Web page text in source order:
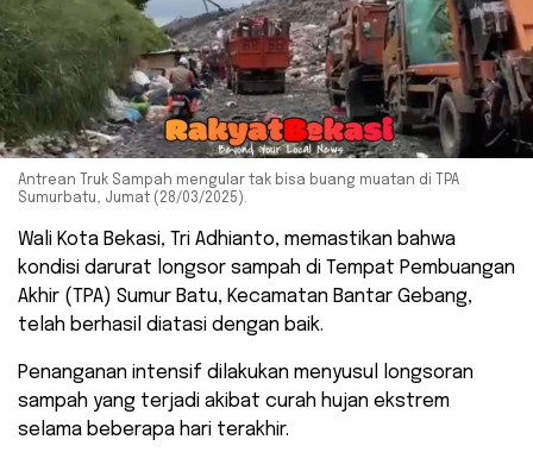
Antrean Truk Sampah mengular tak bisa buang muatan di TPA
Sumurbatu, Jumat (28/03/2025).
Wali Kota Bekasi, Tri Adhianto, memastikan bahwa
kondisi darurat longsor sampah di Tempat Pembuangan
Akhir (TPA) Sumur Batu, Kecamatan Bantar Gebang,
telah berhasil diatasi dengan baik.
Penanganan intensif dilakukan menyusul longsoran
sampah yang terjadi akibat curah hujan ekstrem
selama beberapa hari terakhir.